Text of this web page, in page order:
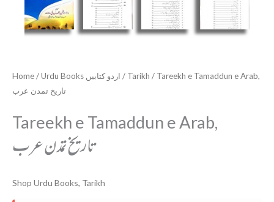
Home/ Urdu Books اردو کتابیں / Tarikh / Tareekh e Tamaddun e Arab,
تاریخ تمدن عرب
Tareekh e Tamaddun e Arab,
تاریخ تمدن عرب
Shop Urdu Books, Tarikh